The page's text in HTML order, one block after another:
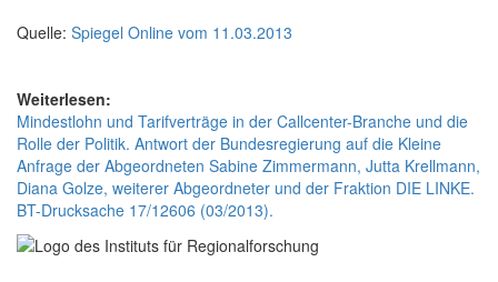
Quelle: Spiegel Online vom 11.03.2013
Weiterlesen:
Mindestlohn und Tarifverträge in der Callcenter-Branche und die
Rolle der Politik. Antwort der Bundesregierung auf die Kleine
Anfrage der Abgeordneten Sabine Zimmermann, Jutta Krellmann,
Diana Golze, weiterer Abgeordneter und der Fraktion DIE LINKE.
BT-Drucksache 17/12606 (03/2013).